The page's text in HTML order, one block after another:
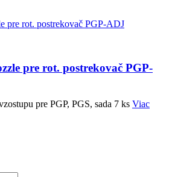
pre rot. postrekovač PGP-
pre PGP, PGS, sada 7 ks Viac